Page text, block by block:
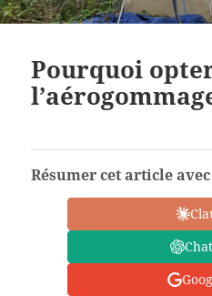
Pourquoi
Résumer cet article